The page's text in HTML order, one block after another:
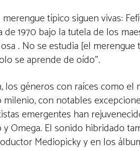
típico siguen vivas:
1970 bajo la tutela de los
. No se estudia [el merengue
se aprende de oído”.
géneros con raíces como el
con notables
emergentes han
Omega. El sonido hibridado
Mediopicky y en los